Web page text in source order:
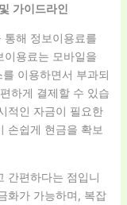
가이드라인
통해 정보이용료를
이용료는 모바일을
이용하면서 부과되
하게 결제할 수 있습
적인 자금이 필요한
손쉽게 현금을 확보
간편하다는 점입니
화가 가능하며, 복잡